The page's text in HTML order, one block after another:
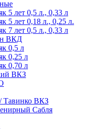
5 лет 0,5 л., 0,33 л
5 лет 0,18 л., 0,25 л.
7 лет 0,5 л., 0,33 л
ВКД
0,5 л
0,25 л
0,70 л
ВКЗ
ВКЗ
Сабля